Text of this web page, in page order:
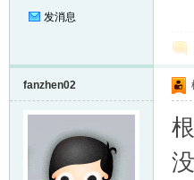
发消息
fanzhen02